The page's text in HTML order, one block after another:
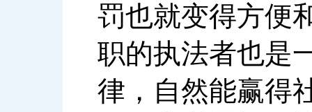
罚也就变得方便
职的执法者也是
律，自然能赢得